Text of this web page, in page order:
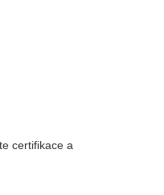
certifikace a